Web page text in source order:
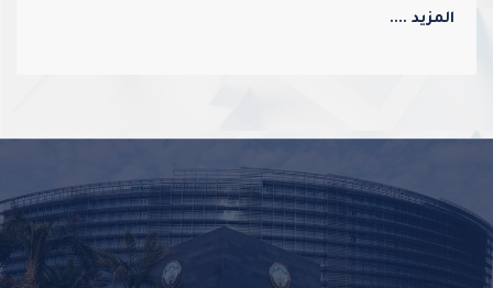
المزيد ....